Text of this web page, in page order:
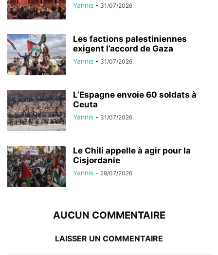
Yannis - 31/07/2026
Les factions palestiniennes
exigent l’accord de Gaza
Yannis - 31/07/2026
L’Espagne envoie 60 soldats à
Ceuta
Yannis - 31/07/2026
Le Chili appelle à agir pour la
Cisjordanie
Yannis - 29/07/2026
AUCUN COMMENTAIRE
LAISSER UN COMMENTAIRE